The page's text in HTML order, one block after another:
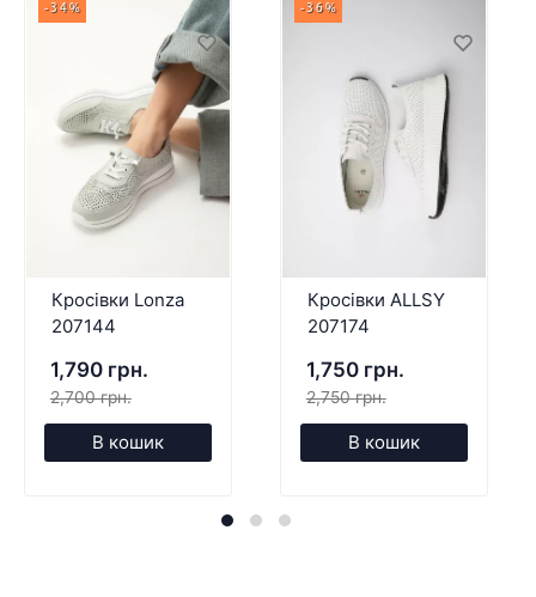
-34%
Кросівки Lonza
207144
1,790 грн.
2,700 грн.
В кошик
-36%
Кросівки ALLSY
207174
1,750 грн.
2,750 грн.
В кошик